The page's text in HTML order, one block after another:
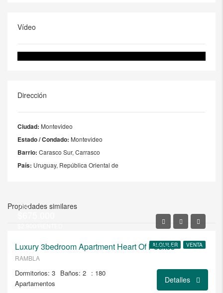
Vídeo
Dirección
Ciudad: Montevideo
Estado / Condado: Montevideo
Barrio: Carasco Sur, Carrasco
País: Uruguay, República Oriental de
Propiedades similares
ALQUILER VENTA
USD
$675.000
$2.900/RENTED
Luxury 3bedroom Apartment Heart Of Pocitos
RAMBLA
Dormitorios: 3 Baños: 2 : 180
Apartamentos
Detalles